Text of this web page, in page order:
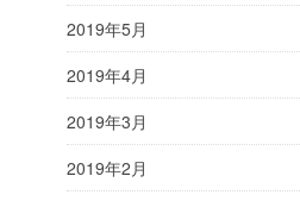
2019年5月
2019年4月
2019年3月
2019年2月